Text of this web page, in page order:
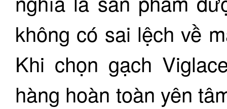
không có sai lệch về
Khi chọn gạch
hàng hoàn toàn yên